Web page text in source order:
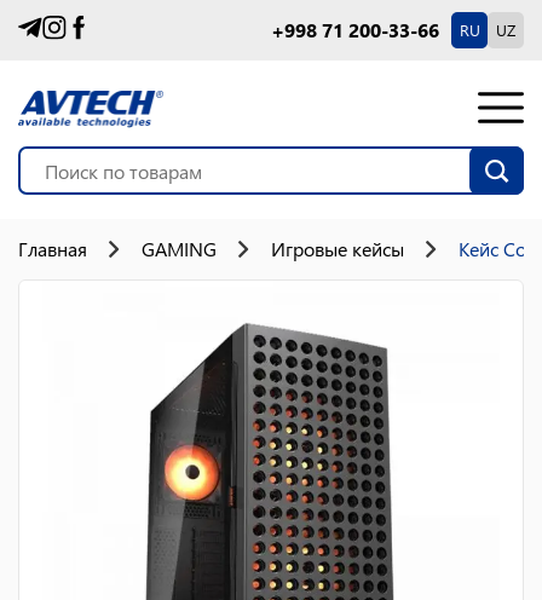
+998 71 200-33-66 RU UZ
Главная GAMING Игровые кейсы Кейс